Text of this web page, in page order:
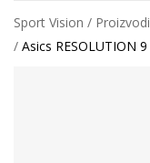
Sport Vision Proizvodi
Asics RESOLUTION 9